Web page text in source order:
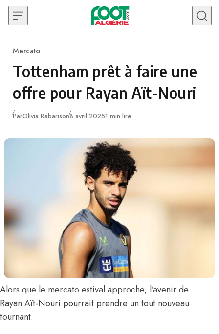
Skip to content
Category
Mercato
Tottenham prêt à faire une
offre pour Rayan Aït-Nouri
ParOlivia RabarisonPublié
8 avril 20251 min lire
Alors que le mercato estival approche, l’avenir de
Rayan Aït-Nouri pourrait prendre un tout nouveau
tournant.